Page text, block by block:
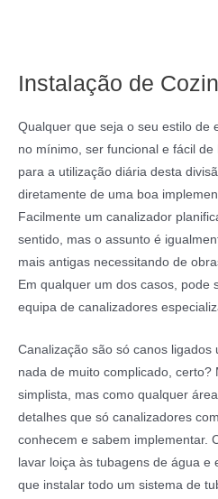
Instalação de
Qualquer que seja o seu estilo de
no mínimo, ser funcional e fácil
para a utilização diária desta
diretamente de uma boa
Facilmente um canalizador
sentido, mas o assunto é
mais antigas necessitando de
Em qualquer um dos casos, pode
equipa de canalizadores
Canalização são só canos
nada de muito complicado, certo?
simplista, mas como qualquer
detalhes que só canalizadores
conhecem e sabem implementar.
lavar loiça às tubagens de água
que instalar todo um sistema de